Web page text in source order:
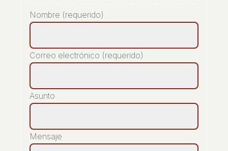
Nombre (requerido)
Correo electrónico (requerido)
Asunto
Mensaje